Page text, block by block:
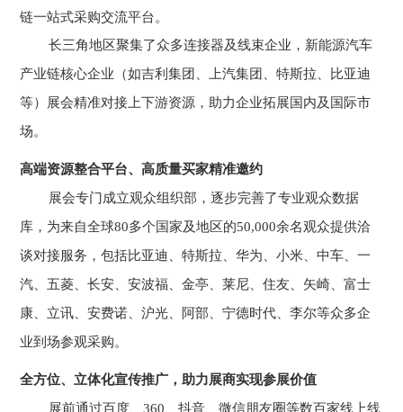
链一站式采购交流平台。
长三角地区聚集了众多连接器及线束企业，新能源汽车
产业链核心企业（如吉利集团、上汽集团、特斯拉、比亚迪
等）展会精准对接上下游资源，助力企业拓展国内及国际市
场。
高端资源整合平台、高质量买家精准邀约
展会专门成立观众组织部，逐步完善了专业观众数据
库，为来自全球80多个国家及地区的50,000余名观众提供洽
谈对接服务，包括比亚迪、特斯拉、华为、小米、中车、一
汽、五菱、长安、安波福、金亭、莱尼、住友、矢崎、富士
康、立讯、安费诺、沪光、阿部、宁德时代、李尔等众多企
业到场参观采购。
全方位、立体化宣传推广，助力展商实现参展价值
展前通过百度、360、抖音、微信朋友圈等数百家线上线